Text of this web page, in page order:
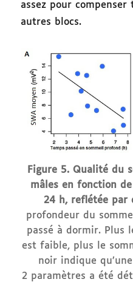
assez pour compenser
autres blocs.
Figure 5. Qualité du
mâles en fonction
24 h, reflétée par
profondeur du
passé à dormir. Plus
est faible, plus le
noir indique
2 paramètres a été